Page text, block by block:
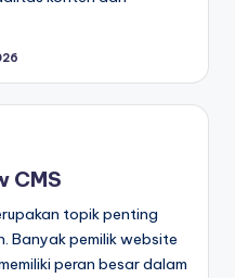
CMS
topik penting
Banyak pemilik website
peran besar dalam